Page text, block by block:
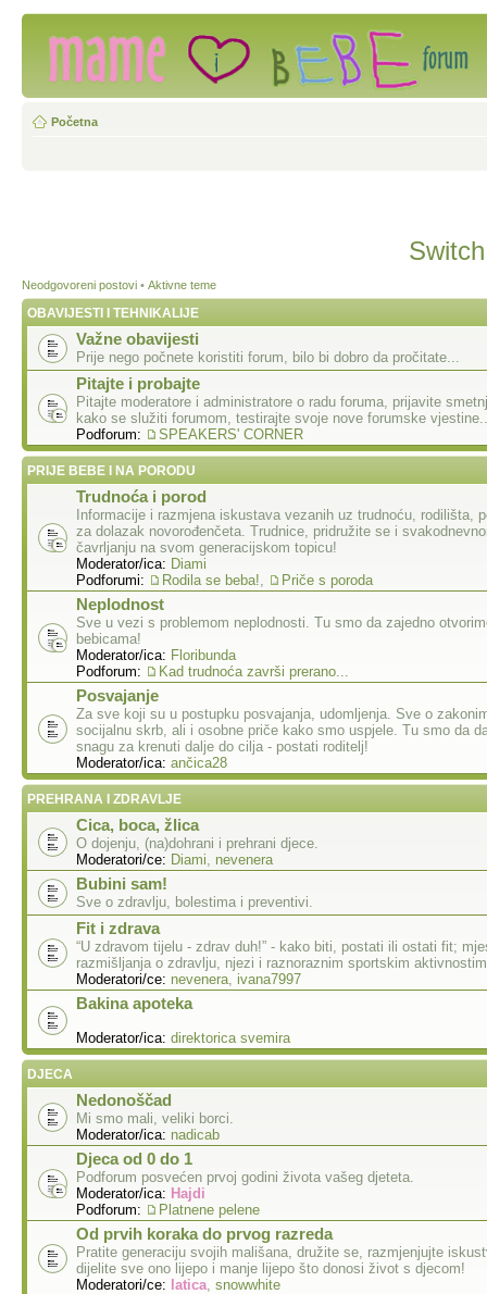
Početna
Neodgovoreni postovi • Aktivne teme
OBAVIJESTI I TEHNIKALIJE
Važne obavijesti
Prije nego počnete koristiti forum, bilo bi dobro da pročitate...
Pitajte i probajte
Pitajte moderatore i administratore o radu foruma, prijavite
kako se služiti forumom, testirajte svoje nove forumske
Podforum:
SPEAKERS' CORNER
PRIJE BEBE I NA PORODU
Trudnoća i porod
Informacije i razmjena iskustava vezanih uz trudnoću, rodilišta,
za dolazak novorođenčeta. Trudnice, pridružite se i
čavrljanju na svom generacijskom topicu!
Moderator/ica: Diami
Podforumi:
Rodila se beba! Priče s poroda
Neplodnost
Sve u vezi s problemom neplodnosti. Tu smo da zajedno
bebicama!
Moderator/ica: Floribunda
Podforum:
Kad trudnoća završi prerano...
Posvajanje
Za sve koji su u postupku posvajanja, udomljenja. Sve o
socijalnu skrb, ali i osobne priče kako smo uspjele. Tu smo da
snagu za krenuti dalje do cilja - postati roditelj!
Moderator/ica: ančica28
PREHRANA I ZDRAVLJE
Cica, boca, žlica
O dojenju, (na)dohrani i prehrani djece.
Moderatori/ce: Diami nevenera
Bubini sam!
Sve o zdravlju, bolestima i preventivi.
Fit i zdrava
“U zdravom tijelu - zdrav duh!” - kako biti, postati ili ostati fit;
razmišljanja o zdravlju, njezi i raznoraznim sportskim
Moderatori/ce: nevenera ivana7997
Bakina apoteka
Moderator/ica: direktorica svemira
DJECA
Nedonoščad
Mi smo mali, veliki borci.
Moderator/ica: nadicab
Djeca od 0 do 1
Podforum posvećen prvoj godini života vašeg djeteta.
Moderator/ica: Hajdi
Podforum:
Platnene pelene
Od prvih koraka do prvog razreda
Pratite generaciju svojih mališana, družite se, razmjenjujte
dijelite sve ono lijepo i manje lijepo što donosi život s djecom!
Moderatori/ce: latica snowwhite